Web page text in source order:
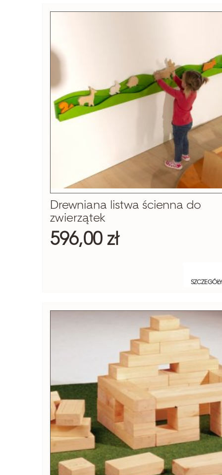
Drewniana listwa ścienna do
zwierzątek
596,00 zł
SZCZEGÓŁY